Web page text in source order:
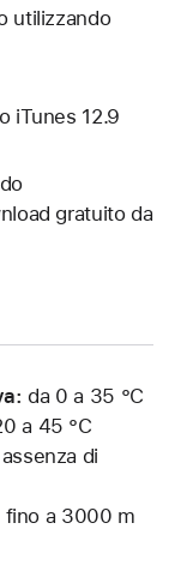
utilizzando
iTunes 12.9
gratuito da
da 0 a 35 °C
a 45 °C
di
a 3000 m